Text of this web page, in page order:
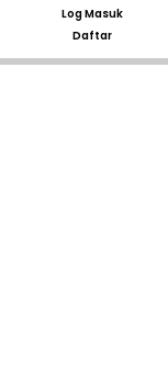
Log Masuk
Daftar